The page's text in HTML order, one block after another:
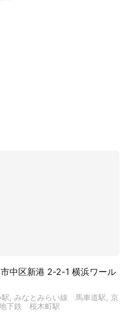
中区新港 2-2-1 横浜ワール
, みなとみらい線 馬車道駅, 京
下鉄 桜木町駅